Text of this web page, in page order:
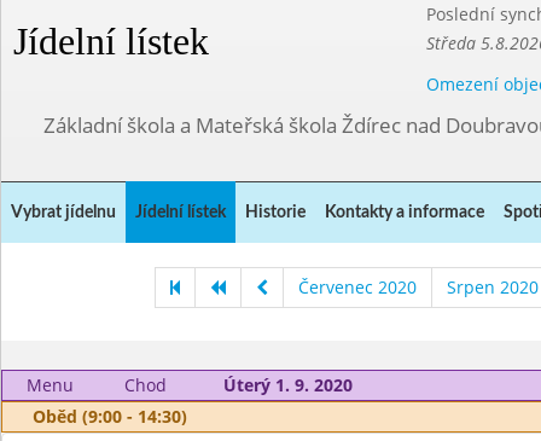
Jídelní lístek
Poslední
Středa
Omezení
Základní škola a Mateřská škola Ždírec nad
Vybrat jídelnu Jídelní lístek Historie Kontakty a informace
Červenec 2020 Srpen 2020
Menu Chod
Úterý 1. 9. 2020
Oběd (9:00 - 14:30)